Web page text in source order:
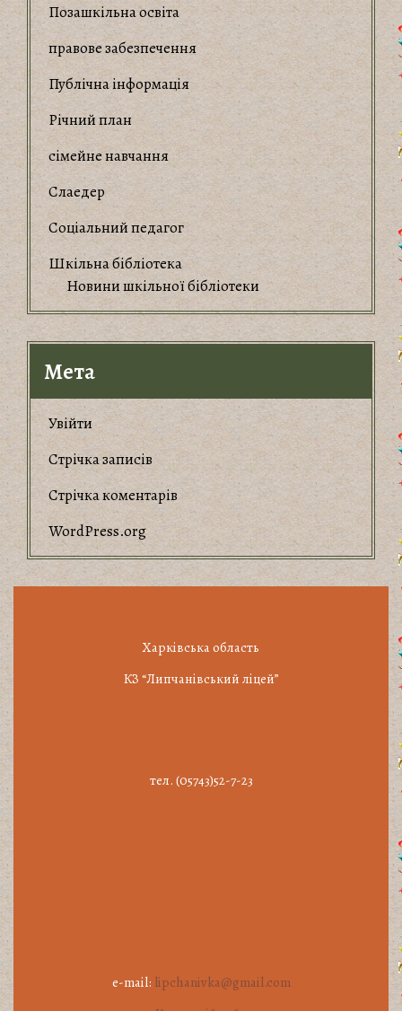
Позашкільна освіта
правове забезпечення
Публічна інформація
Річний план
сімейне навчання
Слаедер
Соціальний педагог
Шкільна бібліотека
Новини шкільної бібліотеки
Мета
Увійти
Стрічка записів
Стрічка коментарів
WordPress.org
Харківська область
КЗ “Липчанівський ліцей”
тел. (05743)52-7-23
e-mail: lipchanivka@gmail.com